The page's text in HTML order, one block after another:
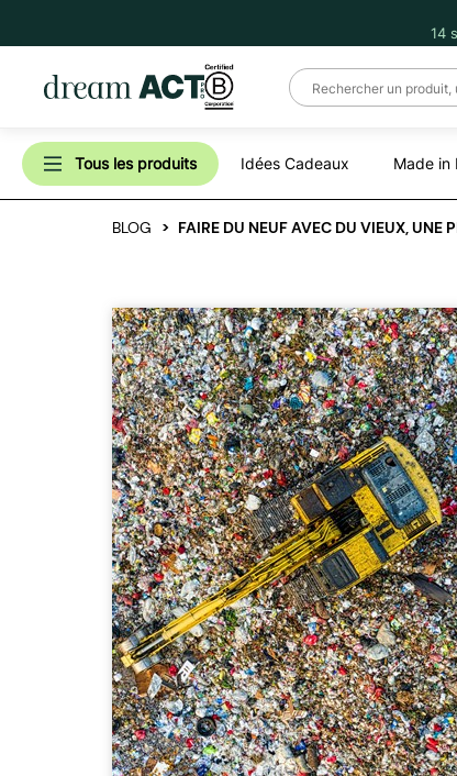
14
Tous les produits Idées Cadeaux Made in
BLOG FAIRE DU NEUF AVEC DU VIEUX, UNE